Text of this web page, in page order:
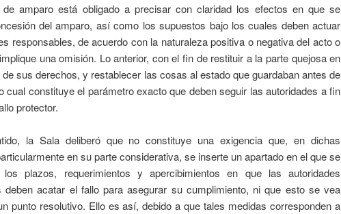
de amparo está obligado a precisar con claridad los efectos en que se
del amparo, así como los supuestos bajo los cuales deben actuar
responsables, de acuerdo con la naturaleza positiva o negativa del acto o
una omisión. Lo anterior, con el fin de restituir a la parte quejosa en
sus derechos, y restablecer las cosas al estado que guardaban antes de
cual constituye el parámetro exacto que deben seguir las autoridades a fin
protector.
la Sala deliberó que no constituye una exigencia que, en dichas
en su parte considerativa, se inserte un apartado en el que se
los plazos, requerimientos y apercibimientos en que las autoridades
deben acatar el fallo para asegurar su cumplimiento, ni que esto se vea
punto resolutivo. Ello es así, debido a que tales medidas corresponden a